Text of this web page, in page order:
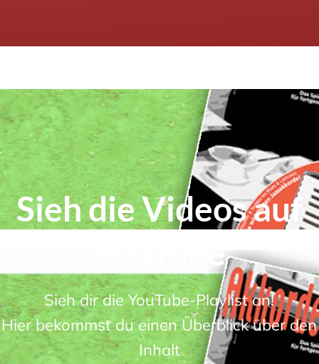
Sieh die Videos auf
YouTube
Sieh dir die YouTube-Playlist an!
Hier bekommst du einen Überblick über den
Inhalt